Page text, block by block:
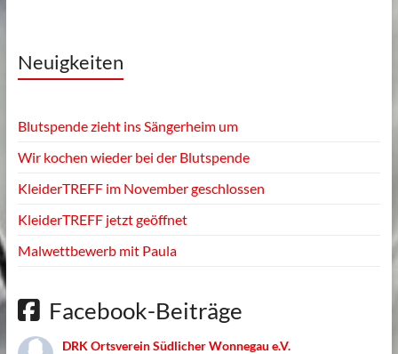
Neuigkeiten
Blutspende zieht ins Sängerheim um
Wir kochen wieder bei der Blutspende
KleiderTREFF im November geschlossen
KleiderTREFF jetzt geöffnet
Malwettbewerb mit Paula
Facebook-Beiträge
DRK Ortsverein Südlicher Wonnegau e.V.